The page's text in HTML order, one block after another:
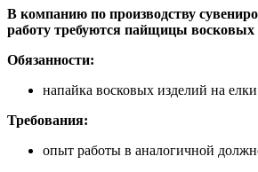
В компанию по производству
работу требуются пайщицы
Обязанности:
напайка восковых изделий на елки
Требования:
опыт работы в аналогичной